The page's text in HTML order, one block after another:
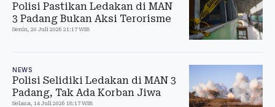
Polisi Pastikan Ledakan di MAN
3 Padang Bukan Aksi Terorisme
Senin, 20 Juli 2026 21:17 WIB
NEWS
Polisi Selidiki Ledakan di MAN 3
Padang, Tak Ada Korban Jiwa
Selasa, 14 Juli 2026 18:17 WIB